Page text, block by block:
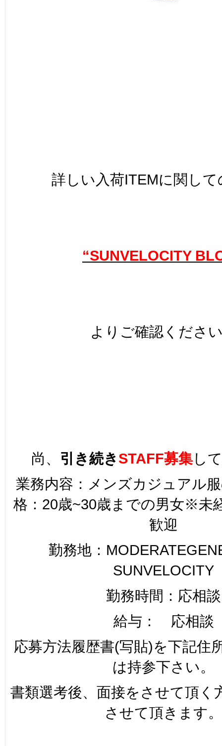
詳しい入荷ITEMに関して
“SUNVELOCITY
よりご確認くださ
尚、 引き続きSTAFF募集し
業務内容：メンズカジュアル
格：20歳~30歳までの男女※未
歓迎
勤務地：
SUNVELOCITY
勤務時間：応相談
給与： 応相談
応募方法履歴書(写貼)を下記住
は持参下さい。
書類選考後、面接をさせて頂く
させて頂きます。